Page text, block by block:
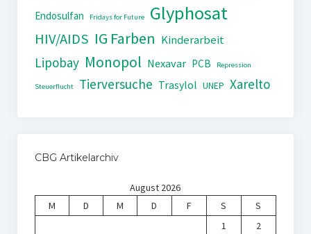
Endosulfan
Fridays for Future Glyphosat
HIV/AIDS IG Farben Kinderarbeit
Lipobay Monopol Nexavar PCB Repression
Steuerflucht Tierversuche Trasylol UNEP Xarelto
CBG Artikelarchiv
August 2026
M
D M D F S
S
1
2